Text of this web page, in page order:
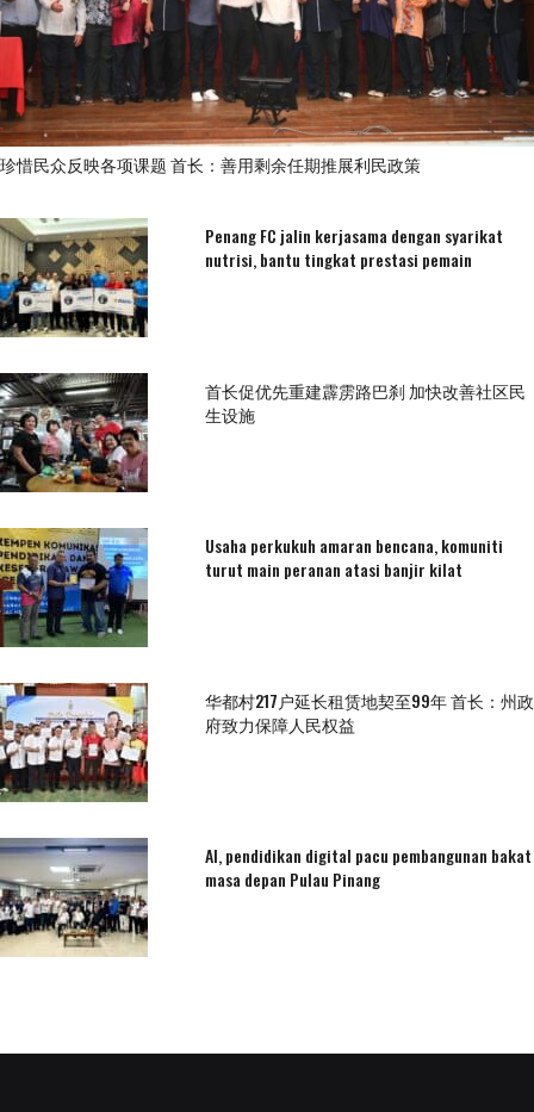
珍惜民众反映各项课题 首长：善用剩余任期推展利民政策
Penang FC jalin kerjasama dengan syarikat
nutrisi, bantu tingkat prestasi pemain
首长促优先重建霹雳路巴刹 加快改善社区民
生设施
Usaha perkukuh amaran bencana, komuniti
turut main peranan atasi banjir kilat
华都村217户延长租赁地契至99年 首长：州政
府致力保障人民权益
AI, pendidikan digital pacu pembangunan bakat
masa depan Pulau Pinang